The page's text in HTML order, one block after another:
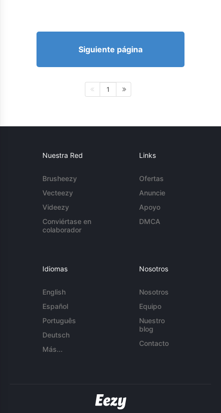
Siguiente página
1
Nuestra Red
Brusheezy
Vecteezy
Videezy
Conviértase en
colaborador
Links
Ofertas
Anuncie
Apoyo
DMCA
Idiomas
English
Español
Português
Deutsch
Más...
Nosotros
Nosotros
Equipo
Nuestro
blog
Contacto